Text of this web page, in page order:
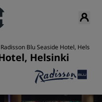
Radisson Blu Seaside Hotel, Helsinki
Helsinki